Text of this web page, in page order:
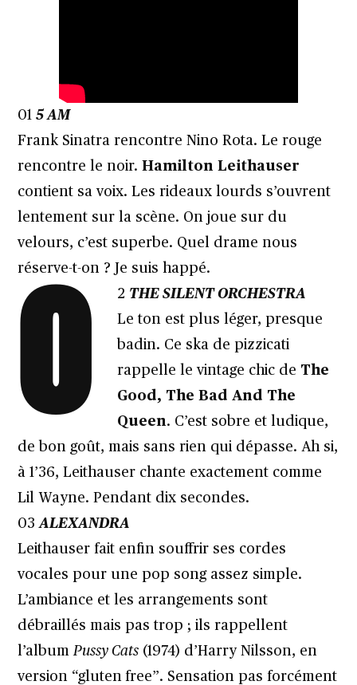
015 AM
Frank Sinatra rencontre Nino Rota. Le rouge
rencontre le noir. Hamilton Leithauser
contient sa voix. Les rideaux lourds s’ouvrent
lentement sur la scène. On joue sur du
velours, c’est superbe. Quel drame nous
réserve-t-on ? Je suis happé.
0 2 THE SILENT ORCHESTRA
Le ton est plus léger, presque
badin. Ce ska de pizzicati
rappelle le vintage chic de The
Good, The Bad And The
Queen. C’est sobre et ludique,
de bon goût, mais sans rien qui dépasse. Ah si,
à 1’36, Leithauser chante exactement comme
Lil Wayne. Pendant dix secondes.
03 ALEXANDRA
Leithauser fait enfin souffrir ses cordes
vocales pour une pop song assez simple.
L’ambiance et les arrangements sont
débraillés mais pas trop ; ils rappellent
l’album Pussy Cats (1974) d’Harry Nilsson, en
version “gluten free”. Sensation pas forcément